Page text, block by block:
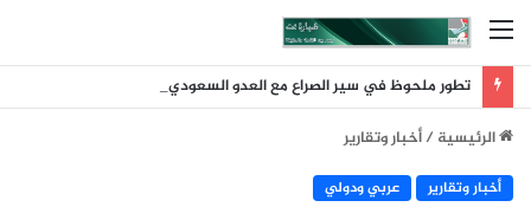
القائمة
الرئيسية/أخبار وتقارير
أخبار وتقارير عربي ودولي